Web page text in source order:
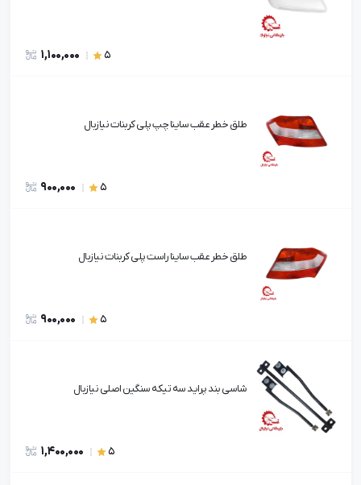
5
1,100,000
طلق خطر عقب ساینا چپ پلی کربنات نیازبال
5
900,000
طلق خطر عقب ساینا راست پلی کربنات نیازبال
5
900,000
شاسی بند پراید سه تیکه سنگین اصلی نیازبال
5
1,400,000